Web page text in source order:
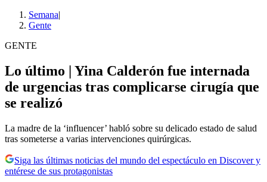
Semana|
Gente
GENTE
Lo último | Yina Calderón fue internada
de urgencias tras complicarse cirugía que
se realizó
La madre de la ‘influencer’ habló sobre su delicado estado de salud
tras someterse a varias intervenciones quirúrgicas.
Siga las últimas noticias del mundo del espectáculo en Discover y
entérese de sus protagonistas